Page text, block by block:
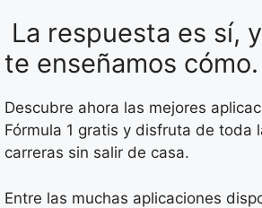
La respuesta es sí,
te enseñamos cómo.
Descubre ahora las mejores
Fórmula 1 gratis y disfruta de toda
carreras sin salir de casa.
Entre las muchas aplicaciones